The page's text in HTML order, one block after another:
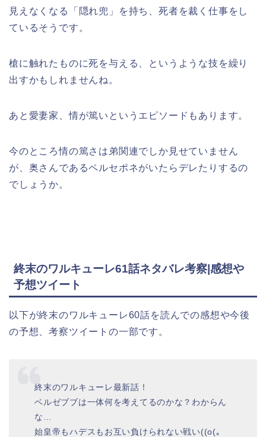
見えなくなる「隠れ兜」を持ち、死者を裁く仕事をし
ているそうです。
槍に触れたものに死を与える、というような技を繰り
出すかもしれませんね。
あと愛妻家、情が篤いというエピソードもあります。
今のところ情の篤さは弟関連でしか見せていません
が、奥さんであるペルセポネがいたらデレたりするの
でしょうか。
終末のワルキューレ61話ネタバレ考察|感想や
予想ツイート
以下が終末のワルキューレ60話を読んでの感想や今後
の予想、考察ツイートの一部です。
終末のワルキューレ最新話！
ベルゼブブは一体何を考えてるのかな？わからん
な…
始皇帝もハデスもお互い負けられない戦い((o(｡